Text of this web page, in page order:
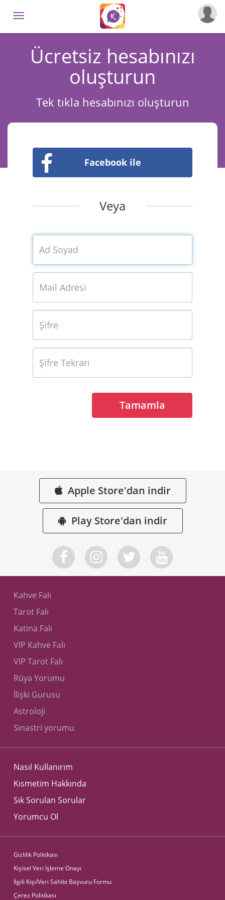
Ücretsiz hesabınızı
oluşturun
Tek tıkla hesabınızı oluşturun
Facebook ile
Veya
Tamamla
Apple Store'dan indir
Play Store'dan indir
Kahve Falı
Tarot Falı
Katina Falı
VIP Kahve Falı
VIP Tarot Falı
Rüya Yorumu
İlişki Gurusu
Astroloji
Sinastri yorumu
Nasıl Kullanırım
Kısmetim Hakkında
Sık Sorulan Sorular
Yorumcu Ol
Gizlilik Politikası
Kişisel Veri İşleme Onayı
İlgili Kişi/Veri Sahibi Başvuru Formu
Çerez Politikası